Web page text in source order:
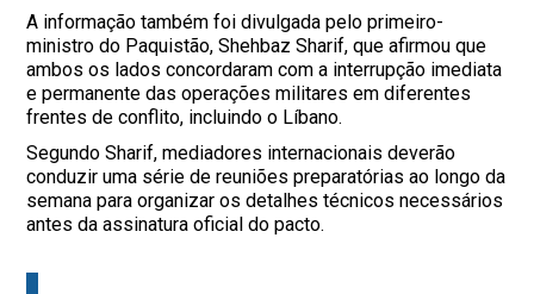
A informação também foi divulgada pelo primeiro-
ministro do Paquistão, Shehbaz Sharif, que afirmou que
ambos os lados concordaram com a interrupção imediata
e permanente das operações militares em diferentes
frentes de conflito, incluindo o Líbano.
Segundo Sharif, mediadores internacionais deverão
conduzir uma série de reuniões preparatórias ao longo da
semana para organizar os detalhes técnicos necessários
antes da assinatura oficial do pacto.